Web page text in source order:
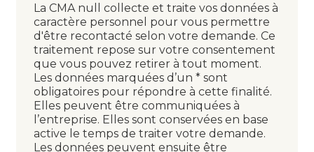
La CMA null collecte et traite vos données à
caractère personnel pour vous permettre
d'être recontacté selon votre demande. Ce
traitement repose sur votre consentement
que vous pouvez retirer à tout moment.
Les données marquées d’un * sont
obligatoires pour répondre à cette finalité.
Elles peuvent être communiquées à
l’entreprise. Elles sont conservées en base
active le temps de traiter votre demande.
Les données peuvent ensuite être